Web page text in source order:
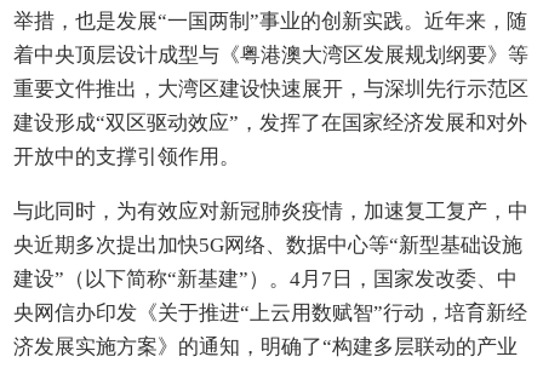
举措，也是发展“一国两制”事业的创新实践。近年来，随
着中央顶层设计成型与《粤港澳大湾区发展规划纲要》等
重要文件推出，大湾区建设快速展开，与深圳先行示范区
建设形成“双区驱动效应”，发挥了在国家经济发展和对外
开放中的支撑引领作用。
与此同时，为有效应对新冠肺炎疫情，加速复工复产，中
央近期多次提出加快5G网络、数据中心等“新型基础设施
建设”（以下简称“新基建”）。4月7日，国家发改委、中
央网信办印发《关于推进“上云用数赋智”行动，培育新经
济发展实施方案》的通知，明确了“构建多层联动的产业